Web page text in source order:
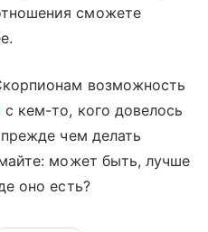
сможете
возможность
с кем-то, кого довелось
чем делать
может быть, лучше
оно есть?